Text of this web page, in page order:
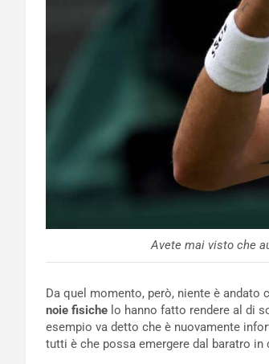
Avete mai visto che
Da quel momento, però, niente è
noie fisiche lo hanno fatto rendere al di
esempio va detto che è nuovamente
tutti è che possa emergere dal baratro